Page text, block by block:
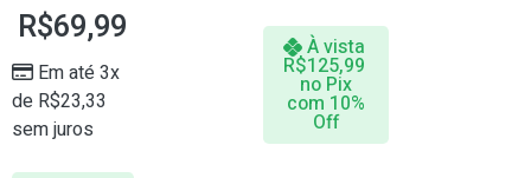
R$69,99
Em até 3x
de R$23,33
sem juros
À vista
R$125,99
no Pix
com 10%
Off